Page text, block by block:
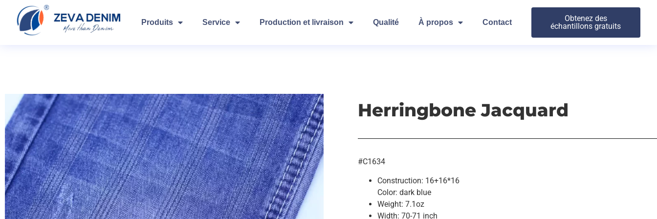
Produits Service Production et livraison Qualité À propos Contact
Obtenez des
échantillons gratuits
Herringbone Jacquard
#C1634
Construction: 16+16*16
Color: dark blue
Weight: 7.1oz
Width: 70-71 inch